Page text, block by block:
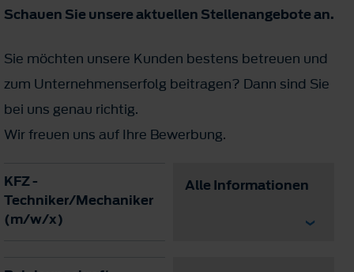
Schauen Sie unsere aktuellen Stellenangebote an.
Sie möchten unsere Kunden bestens betreuen und
zum Unternehmenserfolg beitragen? Dann sind Sie
bei uns genau richtig.
Wir freuen uns auf Ihre Bewerbung.
KFZ -
Techniker/Mechaniker
(m/w/x)
Alle Informationen